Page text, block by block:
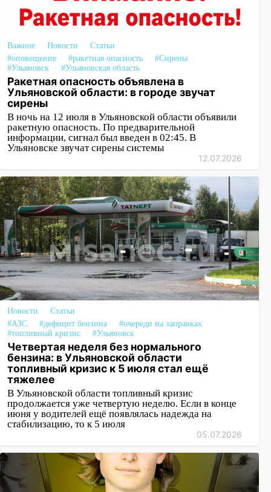
Важное Новости
Статьи
#оповещение
#ракетная опасность
#Сирены
#Ульяновск
#Ульяновская область
Ракетная опасность объявлена в
Ульяновской области: в городе звучат
сирены
В ночь на 12 июля в Ульяновской области объявили
ракетную опасность. По предварительной
информации, сигнал был введен в 02:45. В
Ульяновске звучат сирены системы
12.07.2026
Новости
Статьи
#АЗС
#дефицит бензина
#очереди на заправках
#топливный кризис
#Ульяновск
Четвертая неделя без нормального
бензина: в Ульяновской области
топливный кризис к 5 июля стал ещё
тяжелее
В Ульяновской области топливный кризис
продолжается уже четвертую неделю. Если в конце
июня у водителей ещё появлялась надежда на
стабилизацию, то к 5 июля
05.07.2026